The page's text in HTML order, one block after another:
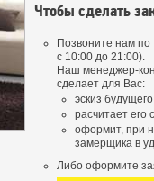
Чтобы сделать
Позвоните нам
с 10:00 до 21:00).
Наш менеджер-
сделает для Вас:
эскиз
расчитает его
оформит, при
замерщика в
Либо оформите